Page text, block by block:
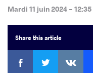
Mardi 11 juin 2024 - 12:35
Sharethis article
Facebook